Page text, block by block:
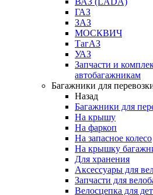
ГАЗ
ЗАЗ
МОСКВИЧ
ТагАЗ
УАЗ
Запчасти и
автобагажникам
Багажники для
Назад
Багажники для
На крышу
На фаркоп
На запасное колесо
На крышку
Для хранения
Аксессуары для
Запчасти для
Велосцепка для